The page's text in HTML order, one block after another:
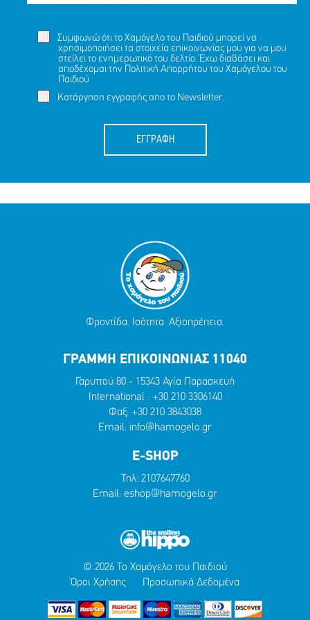
Συμφωνώ ότι το Χαμόγελο του Παιδιού μπορεί να
χρησιμοποιήσει τα στοιχεία επικοινωνίας μου για να μου
στείλει το ενημερωτικό του δελτίο. Έχω διαβάσει και
αποδέχομαι την Πολιτική Απορρήτου του Χαμόγελου του
Παιδιού
Κατάργηση εγγραφής απο το Newsletter.
ΕΓΓΡΑΦΗ
Φροντίδα. Ισότητα. Αξιοπρέπεια.
ΓΡΑΜΜΗ ΕΠΙΚΟΙΝΩΝΙΑΣ 11040
Γαρυττού 80 - 15343 Αγία Παρασκευή
International : +30 210 3306140
Φαξ: +30 210 3843038
Email: info@hamogelo.gr
E-SHOP
Τηλ: 2107647760
Email: eshop@hamogelo.gr
© 2026 Το Χαμόγελο του Παιδιού
Όροι Χρήσης
Προσωπικά Δεδομένα